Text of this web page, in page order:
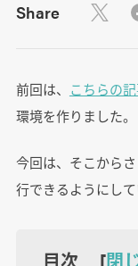
Share
前回は、 こちらの
環境を作りました。
今回は、そこから
行できるようにして
目次 [閉